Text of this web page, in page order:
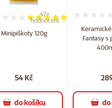
Minipiškoty 120g
Hodnocení 98%, počet
47×
hodnocení
54 Kč
do košíku
Fantasy s